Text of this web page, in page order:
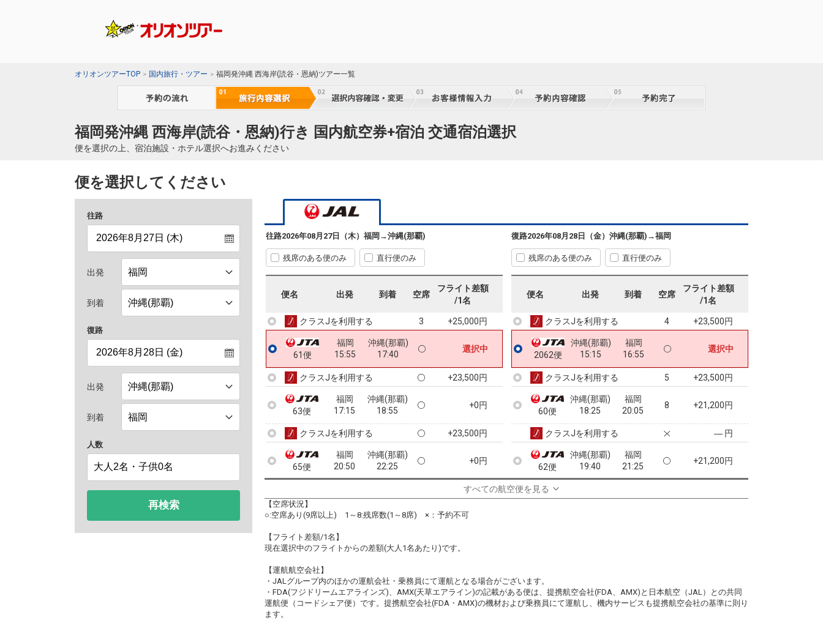
オリオンツアーTOP 国内旅行・ツアー 福岡発沖縄 西海岸(読谷・恩納)ツアー一覧
福岡発沖縄 西海岸(読谷・恩納)行き 国内航空券+宿泊 交通宿泊選択
便を選択の上、宿泊施設・ホテル選択へお進みください
便を選択してください
往路
出発
到着
復路
出発
到着
人数
再検索
往路2026年08月27日（木） 福岡 →沖縄(那覇)
残席のある便のみ 直行便のみ
便名 出発 到着 空席
フライト差額
/1名
クラスJを利用する
福岡
09:35
沖縄(那覇)
11:15
6
クラスJを利用する 3
57便
12:55
沖縄(那覇)
14:45
+9,000円
クラスJを利用する 3 +25,000円
61便
福岡
15:55
沖縄(那覇)
17:40
選択中
クラスJを利用する +23,500円
63便
福岡
17:15
沖縄(那覇)
18:55
+0円
クラスJを利用する +23,500円
65便
福岡
20:50
沖縄(那覇)
22:25
+0円
+23,500円
復路2026年08月28日（金） 沖縄(那覇) →福岡
残席のある便のみ 直行便のみ
便名 出発 到着 空席
フライト差額
/1名
沖縄(那覇)
13:25
福岡
15:10
4
クラスJを利用する 4
58便
14:50
福岡
16:30
+20,500円
クラスJを利用する 4 +23,500円
2062便
沖縄(那覇)
15:15
福岡
16:55
選択中
クラスJを利用する 5 +23,500円
60便
沖縄(那覇)
18:25
福岡
20:05
8 +21,200円
クラスJを利用する ― 円
62便
沖縄(那覇)
19:40
福岡
21:25
+21,200円
クラスJを利用する
すべての航空便を見る
【空席状況】
○:空席あり(9席以上) 1～8:残席数(1～8席) ×：予約不可
【フライト差額/1名】
現在選択中のフライトからの差額(大人1名あたり)です。
【運航航空会社】
・JALグループ内のほかの運航会社・乗務員にて運航となる場合がございます。
・FDA(フジドリームエアラインズ)、AMX(天草エアライン)の記載がある便は、提携航空会社(FDA、AMX)と日本航空（JAL）との共同
運航便（コードシェア便）です。提携航空会社(FDA・AMX)の機材および乗務員にて運航し、機内サービスも提携航空会社の基準に則り
ます。